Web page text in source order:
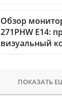
Обзор
271PHW E14:
визуальный
ПОКАЗАТЬ